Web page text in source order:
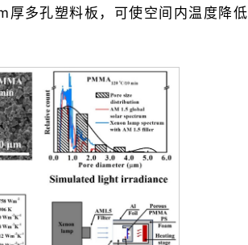
厚多孔塑料板，可使空间内温度降低